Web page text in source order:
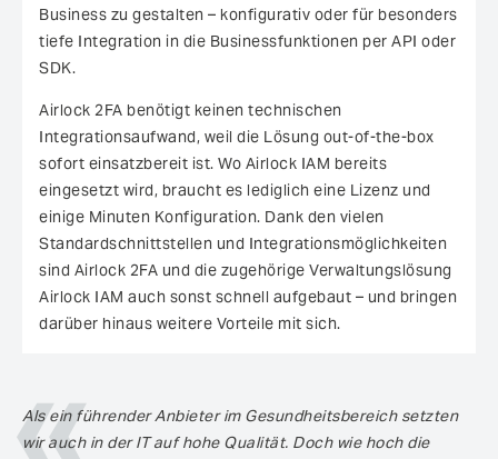
Business zu gestalten – konfigurativ oder für besonders
tiefe Integration in die Businessfunktionen per API oder
SDK.
Airlock 2FA benötigt keinen technischen
Integrationsaufwand, weil die Lösung out-of-the-box
sofort einsatzbereit ist. Wo Airlock IAM bereits
eingesetzt wird, braucht es lediglich eine Lizenz und
einige Minuten Konfiguration. Dank den vielen
Standardschnittstellen und Integrationsmöglichkeiten
sind Airlock 2FA und die zugehörige Verwaltungslösung
Airlock IAM auch sonst schnell aufgebaut – und bringen
darüber hinaus weitere Vorteile mit sich.
Als ein führender Anbieter im Gesundheitsbereich setzten
wir auch in der IT auf hohe Qualität. Doch wie hoch die